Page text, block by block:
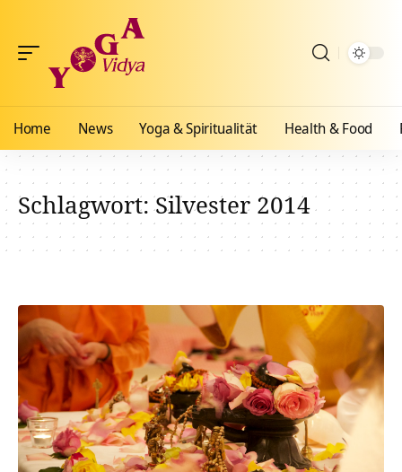
Home News Yoga & Spiritualität Health & Food
Schlagwort:Silvester 2014